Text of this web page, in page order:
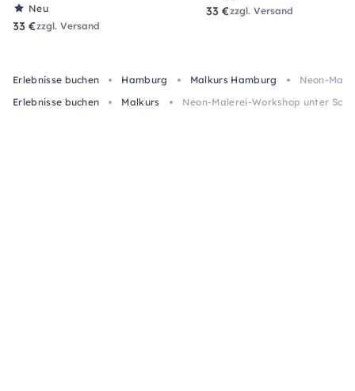
Neu
33 €zzgl. Versand
33 €zzgl. Versand
Erlebnisse buchen Hamburg Malkurs Hamburg
Neon-
Erlebnisse buchen
Malkurs Neon-Malerei-Workshop unter